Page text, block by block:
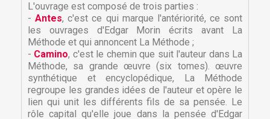
L'ouvrage est composé de trois parties :
-Antes, c'est ce qui marque l'antériorité, ce sont
les ouvrages d'Edgar Morin écrits avant La
Méthode et qui annoncent La Méthode ;
- Camino, c'est le chemin que suit l'auteur dans La
Méthode, sa grande œuvre (six tomes). œuvre
synthétique et encyclopédique, La Méthode
regroupe les grandes idées de l'auteur et opère le
lien qui unit les différents fils de sa pensée. Le
rôle capital qu'elle joue dans la pensée d'Edgar